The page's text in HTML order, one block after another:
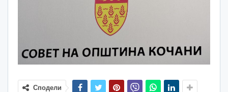
Сподели